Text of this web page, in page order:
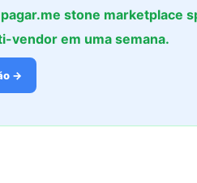
stone marketplace
vendor em uma semana.
→